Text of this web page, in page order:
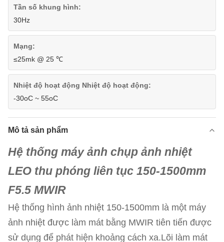
Tần số khung hình:
30Hz
Mạng:
≤25mk @ 25 ℃
Nhiệt độ hoạt động Nhiệt độ hoạt động:
-30oC ~ 55oC
Mô tả sản phẩm
Hệ thống máy ảnh chụp ảnh nhiệt
LEO thu phóng liên tục 150-1500mm
F5.5 MWIR
Hệ thống hình ảnh nhiệt 150-1500mm là một máy
ảnh nhiệt được làm mát bằng MWIR tiên tiến được
sử dụng để phát hiện khoảng cách xa.Lõi làm mát